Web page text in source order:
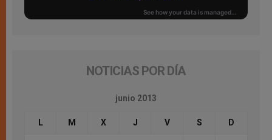
NOTICIAS POR DÍA
junio 2013
L M X J V S D